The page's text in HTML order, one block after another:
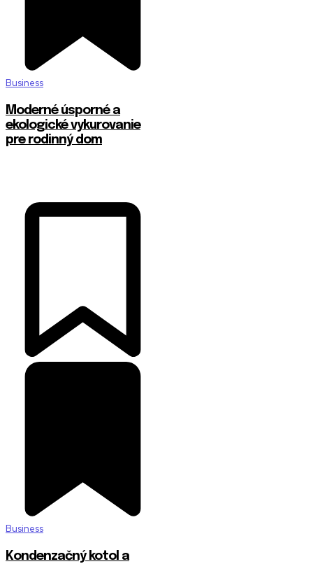
Business
Moderné úsporné a
ekologické vykurovanie
pre rodinný dom
Business
Kondenzačný kotol a